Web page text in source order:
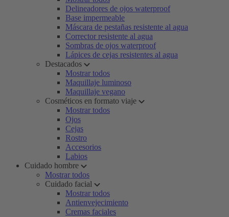
Delineadores de ojos waterproof
Base impermeable
Máscara de pestañas resistente al agua
Corrector resistente al agua
Sombras de ojos waterproof
Lápices de cejas resistentes al agua
Destacados
Mostrar todos
Maquillaje luminoso
Maquillaje vegano
Cosméticos en formato viaje
Mostrar todos
Ojos
Cejas
Rostro
Accesorios
Labios
Cuidado hombre
Mostrar todos
Cuidado facial
Mostrar todos
Antienvejecimiento
Cremas faciales